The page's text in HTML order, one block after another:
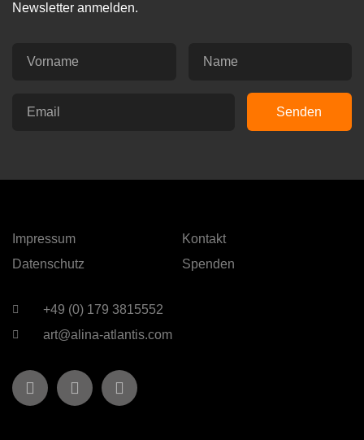
Newsletter anmelden.
Senden
Impressum
Datenschutz
Kontakt
Spenden
+49 (0) 179 3815552
art@alina-atlantis.com